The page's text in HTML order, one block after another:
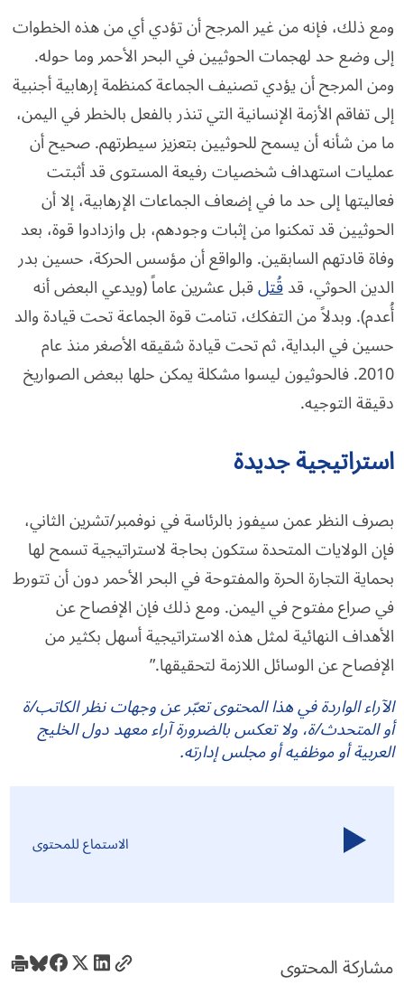
ومع ذلك، فإنه من غير المرجح أن تؤدي أي من هذه الخطوات
إلى وضع حد لهجمات الحوثيين في البحر الأحمر وما حوله.
ومن المرجح أن يؤدي تصنيف الجماعة كمنظمة إرهابية أجنبية
إلى تفاقم الأزمة الإنسانية التي تنذر بالفعل بالخطر في اليمن،
ما من شأنه أن يسمح للحوثيين بتعزيز سيطرتهم. صحيح أن
عمليات استهداف شخصيات رفيعة المستوى قد أثبتت
فعاليتها إلى حد ما في إضعاف الجماعات الإرهابية، إلا أن
الحوثيين قد تمكنوا من إثبات وجودهم، بل وازدادوا قوة، بعد
وفاة قادتهم السابقين. والواقع أن مؤسس الحركة، حسين بدر
الدين الحوثي، قدقُتلقبل عشرين عاماً (ويدعي البعض أنه
أُعدم). وبدلاً من التفكك، تنامت قوة الجماعة تحت قيادة والد
حسين في البداية، ثم تحت قيادة شقيقه الأصغر منذ عام
2010. فالحوثيون ليسوا مشكلة يمكن حلها ببعض الصواريخ
دقيقة التوجيه.
استراتيجية جديدة
بصرف النظر عمن سيفوز بالرئاسة في نوفمبر/تشرين الثاني،
فإن الولايات المتحدة ستكون بحاجة لاستراتيجية تسمح لها
بحماية التجارة الحرة والمفتوحة في البحر الأحمر دون أن تتورط
في صراع مفتوح في اليمن. ومع ذلك فإن الإفصاح عن
الأهداف النهائية لمثل هذه الاستراتيجية أسهل بكثير من
الإفصاح عن الوسائل اللازمة لتحقيقها.”
الآراء الواردة في هذا المحتوى تعبّر عن وجهات نظر الكاتب/ة
أو المتحدث/ة، ولا تعكس بالضرورة آراء معهد دول الخليج
العربية أو موظفيه أو مجلس إدارته.
الاستماع للمحتوى
مشاركة المحتوى